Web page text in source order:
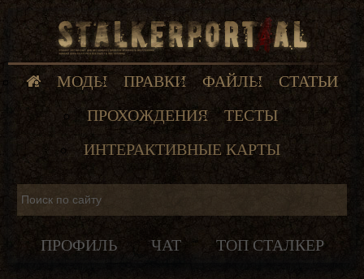
МОДЫ ПРАВКИ ФАЙЛЫ
СТАТЬИ
ПРОХОЖДЕНИЯ
ТЕСТЫ
ИНТЕРАКТИВНЫЕ КАРТЫ
ПРОФИЛЬ ЧАТ ТОП СТАЛКЕР